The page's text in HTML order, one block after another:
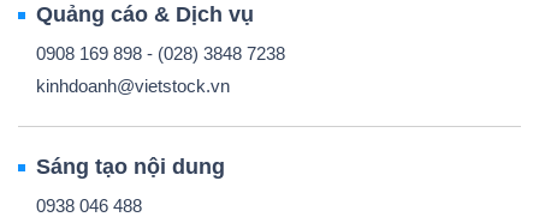
Quảng cáo & Dịch vụ
0908 169 898 - (028) 3848 7238
kinhdoanh@vietstock.vn
Sáng tạo nội dung
0938 046 488